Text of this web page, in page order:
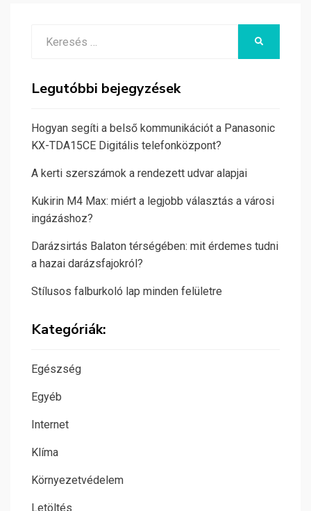
Legutóbbi bejegyzések
Hogyan segíti a belső kommunikációt a Panasonic
KX-TDA15CE Digitális telefonközpont?
A kerti szerszámok a rendezett udvar alapjai
Kukirin M4 Max: miért a legjobb választás a városi
ingázáshoz?
Darázsirtás Balaton térségében: mit érdemes tudni
a hazai darázsfajokról?
Stílusos falburkoló lap minden felületre
Kategóriák:
Egészség
Egyéb
Internet
Klíma
Környezetvédelem
Letöltés